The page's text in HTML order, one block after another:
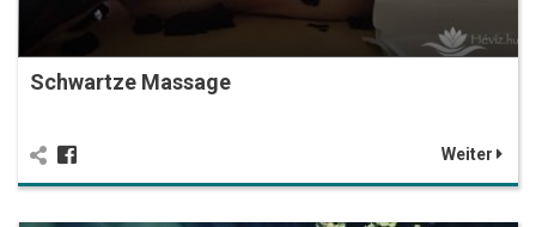
Schwartze Massage
Weiter